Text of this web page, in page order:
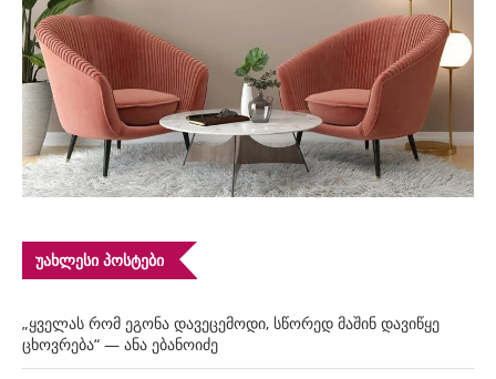
ᲣᲐᲮᲚᲔᲡᲘ ᲞᲝᲡᲢᲔᲑᲘ
„ყველას რომ ეგონა დავეცემოდი, სწორედ მაშინ დავიწყე
ცხოვრება“ — ანა ებანოიძე